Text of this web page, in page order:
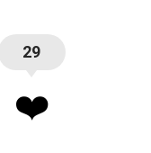
29
❤️